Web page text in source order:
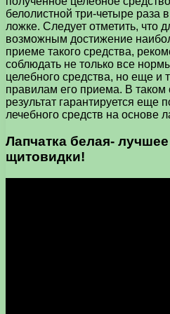
белолистной три-четыре раза
ложке. Следует отметить, что
возможным достижение
приеме такого средства,
соблюдать не только все
целебного средства, но еще и
правилам его приема. В таком
результат гарантируется еще
лечебного средств на основе
Лапчатка белая-
щитовидки!